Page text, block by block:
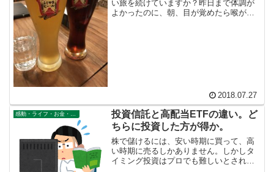
い旅を続けていますか？昨日まで体調が
よかったのに、朝、目が覚めたら喉が痛
2018.07.27
投資信託と高配当ETFの違い。ど
ちらに投資した方が得か。
株で儲けるには、安い時期に買って、高
い時期に売るしかありません。しかしタ
イミング投資はプロでも難しいとされて